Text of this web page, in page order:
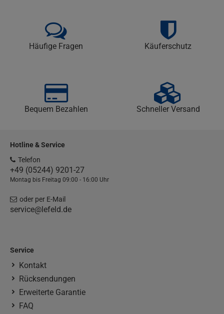
Häufige Fragen Käuferschutz
Bequem Bezahlen Schneller Versand
Hotline & Service
Telefon
+49 (05244) 9201-27
Montag bis Freitag 09:00 - 16:00 Uhr
oder per E-Mail
service@lefeld.de
Service
Kontakt
Rücksendungen
Erweiterte Garantie
FAQ